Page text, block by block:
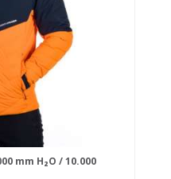
mm H₂O / 10.000